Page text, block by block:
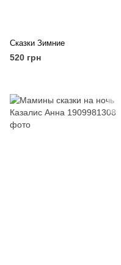
Сказки Зимние
520 грн